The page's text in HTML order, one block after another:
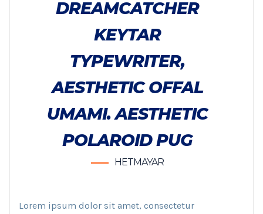
DREAMCATCHER
KEYTAR
TYPEWRITER,
AESTHETIC OFFAL
UMAMI. AESTHETIC
POLAROID PUG
HETMAYAR
Lorem ipsum dolor sit amet, consectetur